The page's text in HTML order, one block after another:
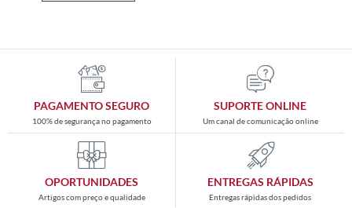
PAGAMENTO SEGURO
100% de segurança no pagamento
SUPORTE ONLINE
Um canal de comunicação online
OPORTUNIDADES
Artigos com preço e qualidade
ENTREGAS RÁPIDAS
Entregas rápidas dos pedidos